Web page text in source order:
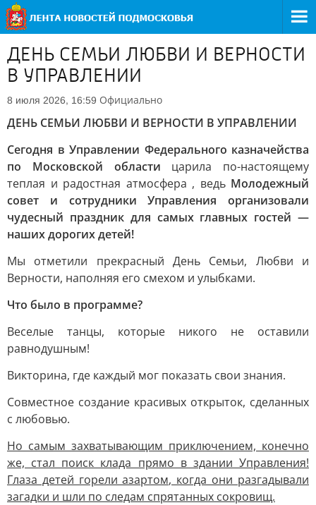
ДЕНЬ СЕМЬИ ЛЮБВИ И ВЕРНОСТИ
В УПРАВЛЕНИИ
8 июля 2026, 16:59 Официально
ДЕНЬ СЕМЬИ ЛЮБВИ И ВЕРНОСТИ В УПРАВЛЕНИИ
Сегодня в Управлении Федерального казначейства
по Московской области царила по-настоящему
теплая и радостная атмосфера , ведь Молодежный
совет и сотрудники Управления организовали
чудесный праздник для самых главных гостей —
наших дорогих детей!
Мы отметили прекрасный День Семьи, Любви и
Верности, наполняя его смехом и улыбками.
Что было в программе?
Веселые танцы, которые никого не оставили
равнодушным!
Викторина, где каждый мог показать свои знания.
Совместное создание красивых открыток, сделанных
с любовью.
Но самым захватывающим приключением, конечно
же, стал поиск клада прямо в здании Управления!
Глаза детей горели азартом, когда они разгадывали
загадки и шли по следам спрятанных сокровищ.